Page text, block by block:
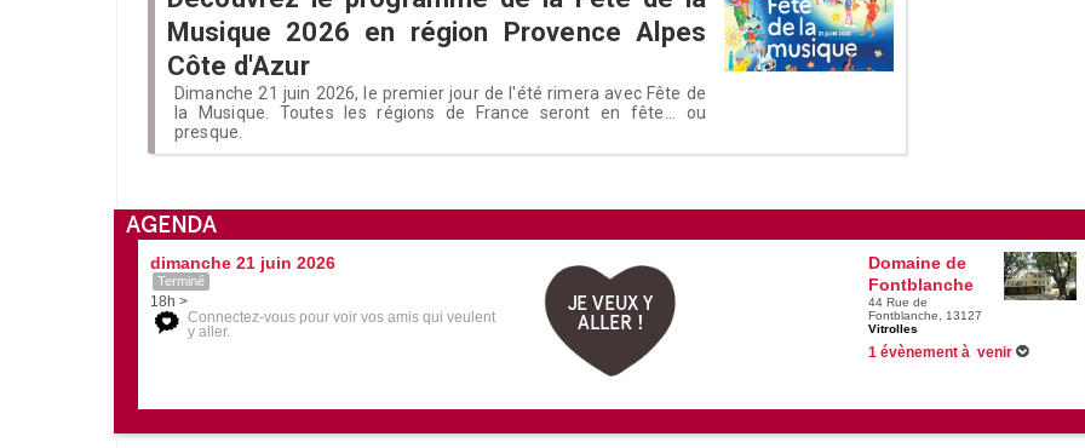
Musique 2026 en région Provence Alpes
Côte d'Azur
Dimanche 21 juin 2026, le premier jour de l'été rimera avec Fête de
la Musique. Toutes les régions de France seront en fête... ou
presque.
AGENDA
dimanche 21 juin 2026
Terminé
18h >
Connectez-vous pour voir vos amis qui veulent
y aller.
JE VEUX Y
ALLER !
Domaine de
Fontblanche
44 Rue de
Fontblanche, 13127
Vitrolles
1 évènement à venir